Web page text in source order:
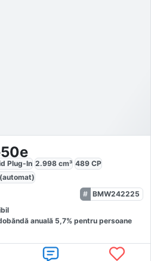
Plug-In 2.998 cm³ 489 CP
BMW242225
anuală 5,7% pentru persoane